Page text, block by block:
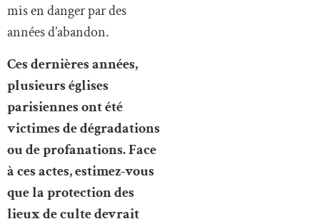
mis en danger par des
années d’abandon.
Ces dernières années,
plusieurs églises
parisiennes ont été
victimes de dégradations
ou de profanations. Face
à ces actes, estimez-vous
que la protection des
lieux de culte devrait